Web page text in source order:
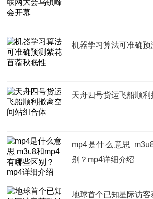
机器学习算法可准确
天舟四号货运飞船顺
mp4是什么意思
别？mp4详细介绍
地球首个已知星际访客